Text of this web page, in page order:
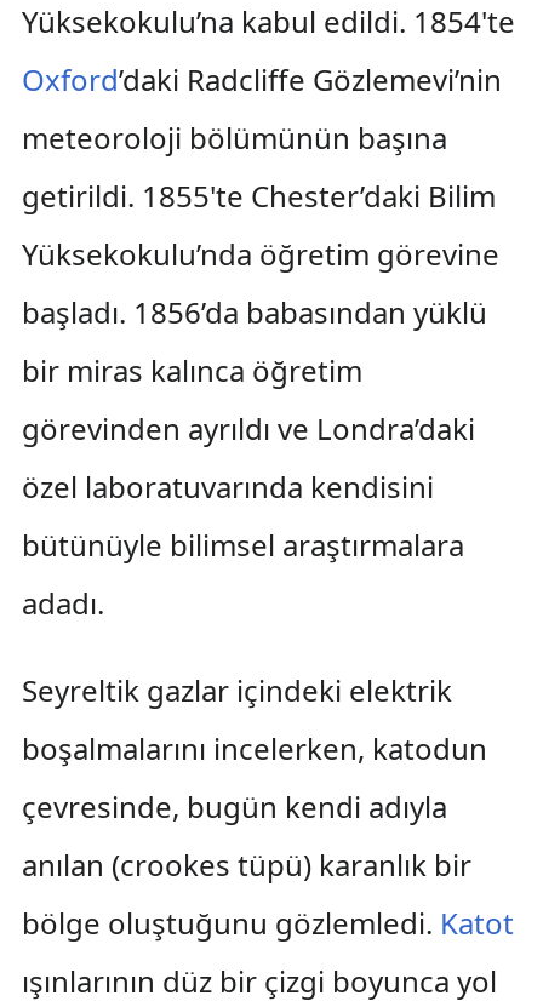
Yüksekokulu’na kabul edildi. 1854'te
Oxford’daki Radcliffe Gözlemevi’nin
meteoroloji bölümünün başına
getirildi. 1855'te Chester’daki Bilim
Yüksekokulu’nda öğretim görevine
başladı. 1856’da babasından yüklü
bir miras kalınca öğretim
görevinden ayrıldı ve Londra’daki
özel laboratuvarında kendisini
bütünüyle bilimsel araştırmalara
adadı.
Seyreltik gazlar içindeki elektrik
boşalmalarını incelerken, katodun
çevresinde, bugün kendi adıyla
anılan (crookes tüpü) karanlık bir
bölge oluştuğunu gözlemledi. Katot
ışınlarının düz bir çizgi boyunca yol